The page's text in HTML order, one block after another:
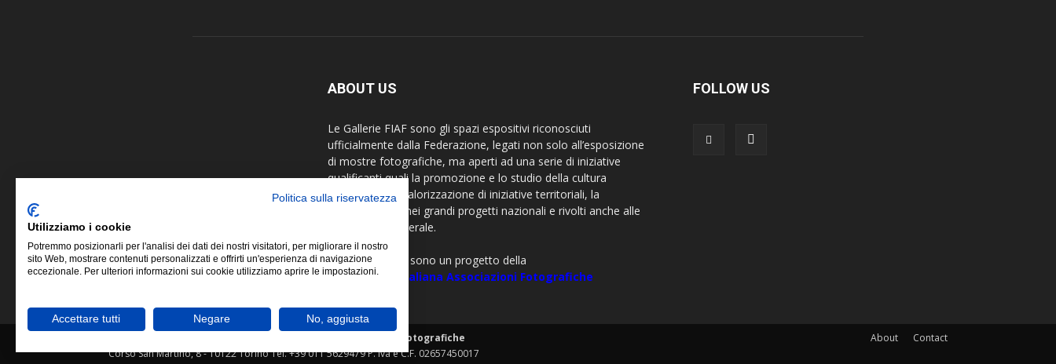
ABOUT US
Le Gallerie FIAF sono gli spazi espositivi riconosciuti
ufficialmente dalla Federazione, legati non solo all’esposizione
di mostre fotografiche, ma aperti ad una serie di iniziative
qualificanti quali la promozione e lo studio della cultura
fotografica, la valorizzazione di iniziative territoriali, la
collaborazione nei grandi progetti nazionali e rivolti anche alle
arti visive in generale.
Le Gallerie FIAF sono un progetto della
Federazione Italiana Associazioni Fotografiche
FOLLOW US
About Contact
FIAF - Federazione Italiana Associazioni Fotografiche
Corso San Martino, 8 - 10122 Torino Tel. +39 011 5629479 P. Iva e C.F. 02657450017
Politica sulla riservatezza
Utilizziamo i cookie
Potremmo posizionarli per l'analisi dei dati dei nostri visitatori, per migliorare il nostro
sito Web, mostrare contenuti personalizzati e offrirti un'esperienza di navigazione
eccezionale. Per ulteriori informazioni sui cookie utilizziamo aprire le impostazioni.
Accettare tutti Negare No, aggiusta